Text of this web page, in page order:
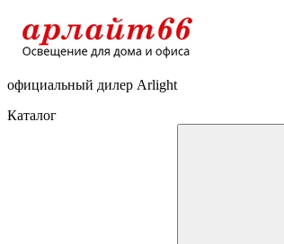
официальный дилер Arlight
Каталог